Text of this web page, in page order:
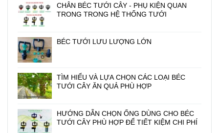
CHÂN BÉC TƯỚI CÂY - PHỤ KIỆN QUAN
TRONG TRONG HỆ THỐNG TƯỚI
BÉC TƯỚI LƯU LƯỢNG LỚN
TÌM HIỂU VÀ LỰA CHỌN CÁC LOẠI BÉC
TƯỚI CÂY ĂN QUẢ PHÙ HỢP
HƯỚNG DẪN CHỌN ỐNG DÙNG CHO BÉC
TƯỚI CÂY PHÙ HỢP ĐỂ TIẾT KIỆM CHI PHÍ